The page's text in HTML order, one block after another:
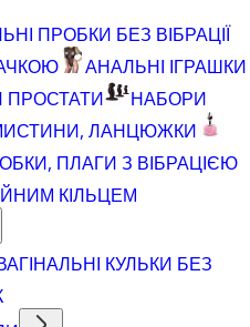
ПРОБКИ БЕЗ ВІБРАЦІЇ
АНАЛЬНІ ІГРАШКИ
НАБОРИ
ЛАНЦЮЖКИ
ПЛАГИ З ВІБРАЦІЄЮ
КІЛЬЦЕМ
КУЛЬКИ БЕЗ